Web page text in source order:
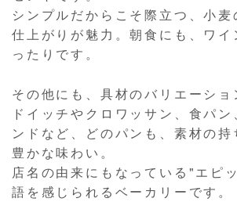
シンプルだからこそ際立つ、小
仕上がりが魅力。朝食にも、ワ
ったりです。
その他にも、具材のバリエーショ
ドイッチやクロワッサン、食パ
ンドなど、どのパンも、素材の持
豊かな味わい。
店名の由来にもなっている"エピ
語を感じられるベーカリーです。